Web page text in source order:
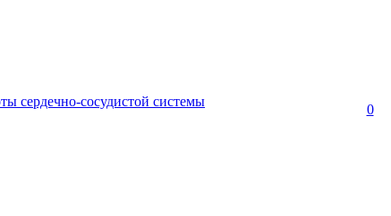
сердечно-сосудистой системы
0